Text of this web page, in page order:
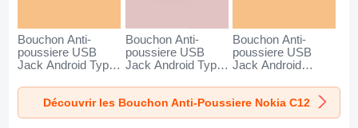
Bouchon Anti-
poussiere USB
Jack Android Type-
Nokia C12 Argent
Bouchon Anti-
poussiere USB
Jack Android Type-
Nokia C12 Or Rose
Bouchon Anti-
poussiere USB
Jack Android
Nokia C12 Argent
Découvrir les Bouchon Anti-Poussiere Nokia C12